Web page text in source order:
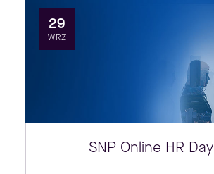
29
WRZ
SNP Online HR Day